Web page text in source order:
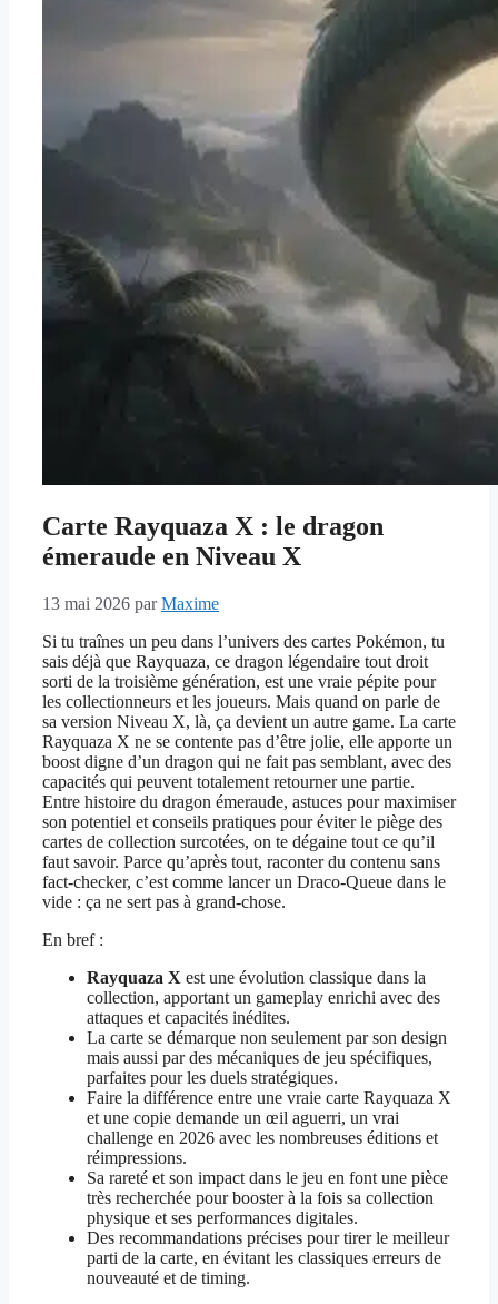
Carte Rayquaza X : le dragon
émeraude en Niveau X
13 mai 2026 parMaxime
Si tu traînes un peu dans l’univers des cartes Pokémon, tu
sais déjà que Rayquaza, ce dragon légendaire tout droit
sorti de la troisième génération, est une vraie pépite pour
les collectionneurs et les joueurs. Mais quand on parle de
sa version Niveau X, là, ça devient un autre game. La carte
Rayquaza X ne se contente pas d’être jolie, elle apporte un
boost digne d’un dragon qui ne fait pas semblant, avec des
capacités qui peuvent totalement retourner une partie.
Entre histoire du dragon émeraude, astuces pour maximiser
son potentiel et conseils pratiques pour éviter le piège des
cartes de collection surcotées, on te dégaine tout ce qu’il
faut savoir. Parce qu’après tout, raconter du contenu sans
fact-checker, c’est comme lancer un Draco-Queue dans le
vide : ça ne sert pas à grand-chose.
En bref :
Rayquaza X est une évolution classique dans la
collection, apportant un gameplay enrichi avec des
attaques et capacités inédites.
La carte se démarque non seulement par son design
mais aussi par des mécaniques de jeu spécifiques,
parfaites pour les duels stratégiques.
Faire la différence entre une vraie carte Rayquaza X
et une copie demande un œil aguerri, un vrai
challenge en 2026 avec les nombreuses éditions et
réimpressions.
Sa rareté et son impact dans le jeu en font une pièce
très recherchée pour booster à la fois sa collection
physique et ses performances digitales.
Des recommandations précises pour tirer le meilleur
parti de la carte, en évitant les classiques erreurs de
nouveauté et de timing.